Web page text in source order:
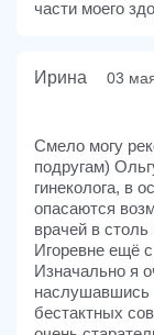
части моего
Ирина 03
Смело могу
подругам)
гинеколога, в
опасаются
врачей в
Игоревне ещё
Изначально я
наслушавшись
бестактных